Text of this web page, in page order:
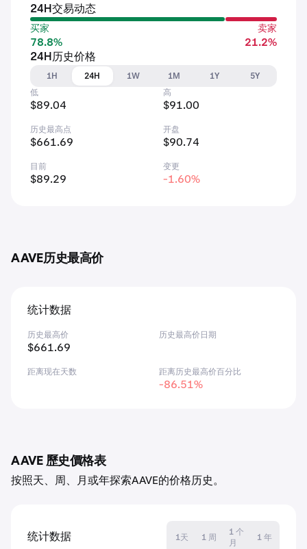
24H交易动态
买家
78.8%
卖家
21.2%
24H历史价格
1H
24H 1W 1M 1Y
5Y
低
$89.04
高
$91.00
历史最高点
$661.69
开盘
$90.74
目前
$89.29
变更
-1.60%
AAVE历史最高价
统计数据
历史最高价
$661.69
历史最高价日期
距离现在天数 距离历史最高价百分比
-86.51%
AAVE 歷史價格表
按照天、周、月或年探索AAVE的价格历史。
统计数据 1天 1 周
1 个
月
1 年